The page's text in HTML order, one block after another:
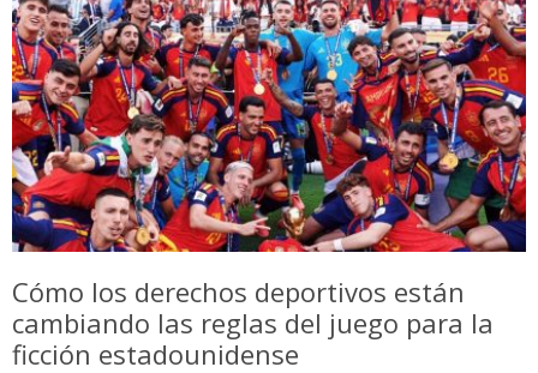
Cómo los derechos deportivos están
cambiando las reglas del juego para la
ficción estadounidense